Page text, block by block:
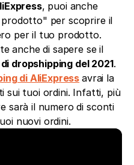
, puoi anche
prodotto" per scoprire il
per il tuo prodotto.
anche di sapere se il
dropshipping del 2021.
di AliExpress avrai la
sui tuoi ordini. Infatti, più
sarà il numero di sconti
nuovi ordini.